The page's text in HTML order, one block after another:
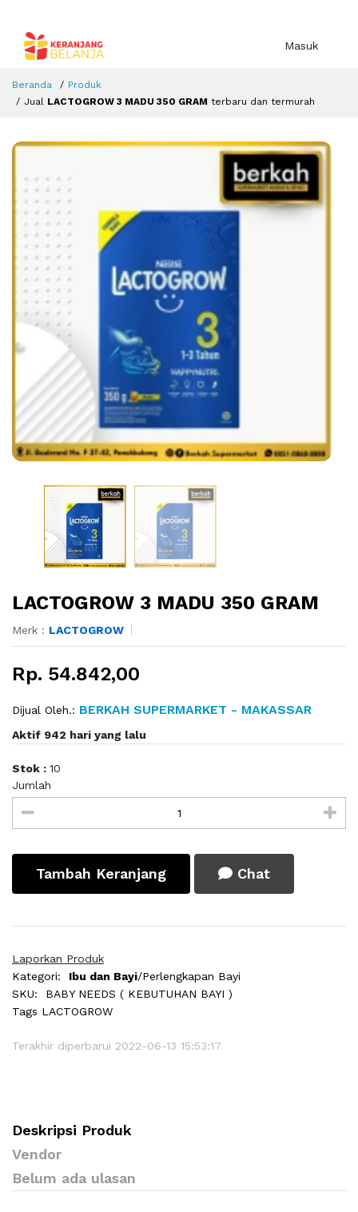
Masuk
Beranda
Produk
Jual LACTOGROW 3 MADU 350 GRAM terbaru dan termurah
LACTOGROW 3 MADU 350 GRAM
Merk : LACTOGROW
Rp. 54.842,00
Dijual Oleh.: BERKAH SUPERMARKET - MAKASSAR
Aktif 942 hari yang lalu
Stok : 10
Jumlah
Tambah Keranjang Chat
Laporkan Produk
Kategori:
Ibu dan Bayi/Perlengkapan Bayi
SKU:
BABY NEEDS ( KEBUTUHAN BAYI )
Tags LACTOGROW
Terakhir diperbarui 2022-06-13 15:53:17
Deskripsi Produk
Vendor
Belum ada ulasan